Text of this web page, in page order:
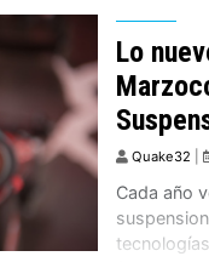
el
se puede
Lo
Quake32
Cada año